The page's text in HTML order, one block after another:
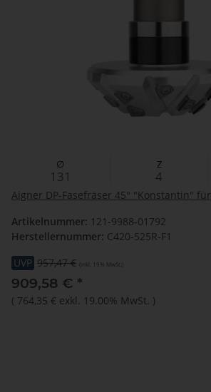
∅
131
Z
4
Aigner DP-Fasefräser 45° "Konstantin" für
Artikelnummer: 121-9988-01792
Herstellernummer: C420-525R-F1
UVP 957,47 € (inkl. 19% MwSt.)
909,58 € *
( 764,35 € exkl. 19.00% MwSt. )